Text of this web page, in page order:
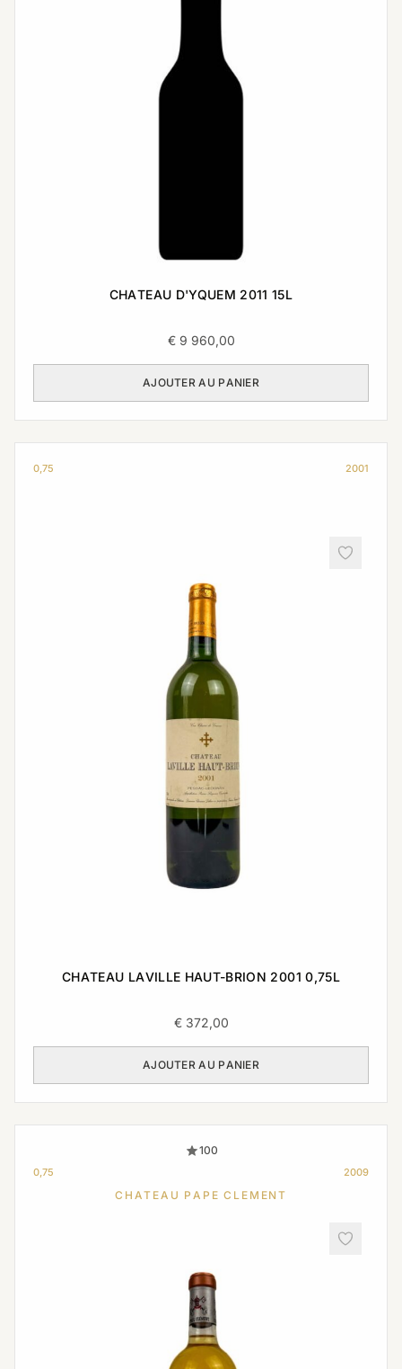
CHATEAU D'YQUEM 2011 15L
€9 960,00
AJOUTER AU PANIER
0,75 2001
CHATEAU LAVILLE HAUT-BRION 2001 0,75L
€372,00
AJOUTER AU PANIER
100
0,75 2009
CHATEAU PAPE CLEMENT